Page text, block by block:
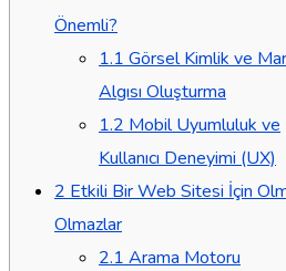
Önemli?
1.1 Görsel Kimlik ve
Algısı Oluşturma
1.2 Mobil Uyumluluk ve
Kullanıcı Deneyimi (UX)
2 Etkili Bir Web Sitesi İçin
Olmazlar
2.1 Arama Motoru